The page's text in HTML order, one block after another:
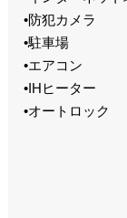
•防犯カメラ
•駐車場
•エアコン
•IHヒーター
•オートロック